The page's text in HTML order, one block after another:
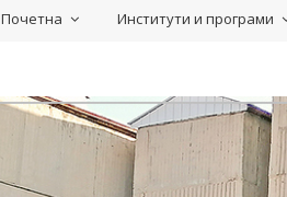
Почетна Институти и програми